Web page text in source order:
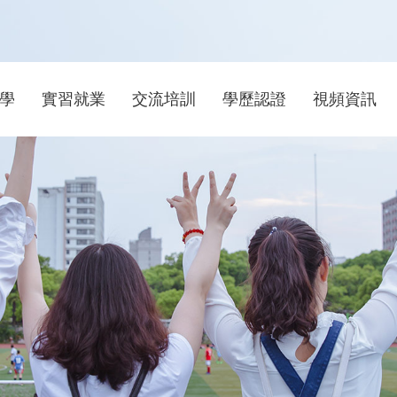
實習就業 交流培訓 學歷認證 視頻資訊